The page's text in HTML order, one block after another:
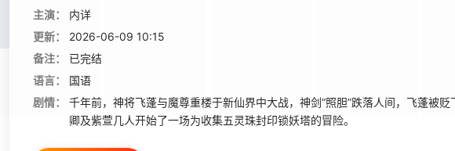
主演：
内详
更新：
2026-06-09 10:15
备注：
已完结
语言：
国语
剧情：
千年前，神将飞蓬与魔尊重楼于新仙界中大战，神剑“照胆”跌落人间，飞蓬
卿及紫萱几人开始了一场为收集五灵珠封印锁妖塔的冒险。